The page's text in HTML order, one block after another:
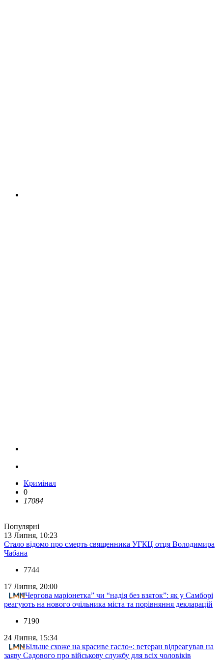
Кримінал
0
17084
Популярні
13 Липня, 10:23
Стало відомо про смерть священника УГКЦ отця Володимира
Чабана
7744
17 Липня, 20:00
“Чергова маріонетка” чи “надія без взяток”: як у Самборі
реагують на нового очільника міста та порівняння декларацій
7190
24 Липня, 15:34
«Більше схоже на красиве гасло»: ветеран відреагував на
заяву Садового про військову службу для всіх чоловіків